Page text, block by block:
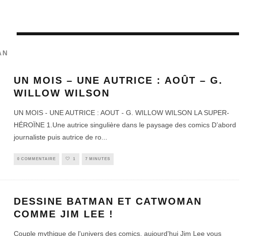
UN MOIS – UNE AUTRICE : AOÛT – G.
WILLOW WILSON
UN MOIS - UNE AUTRICE : AOUT - G. WILLOW WILSON LA SUPER-
HÉROÏNE 1.Une autrice singulière dans le paysage des comics D’abord
journaliste puis autrice de ro...
0 COMMENTAIRE 1 7 MINUTES
DESSINE BATMAN ET CATWOMAN
COMME JIM LEE !
Couple mythique de l'univers des comics, aujourd'hui Jim Lee vous